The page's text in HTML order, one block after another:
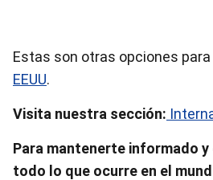
Estas son otras opciones para
EEUU.
Visita nuestra sección:
Para mantenerte informado
todo lo que ocurre en el